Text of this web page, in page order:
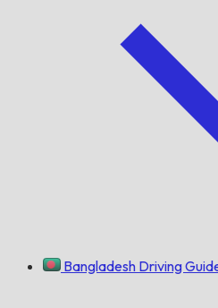
Bangladesh Driving